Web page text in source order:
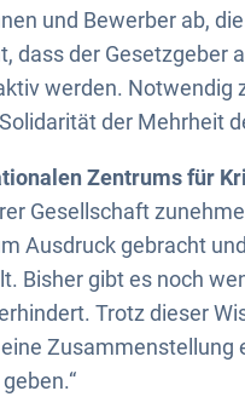
und Bewerber ab,
dass der Gesetzgeber
werden.
der Mehrheit
Zentrums für
Gesellschaft
Ausdruck gebracht
Bisher gibt es noch
Trotz dieser
Zusammenstellung